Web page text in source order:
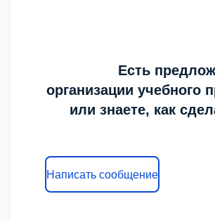
Есть
организации учебного
или знаете, как
Написать сообщение